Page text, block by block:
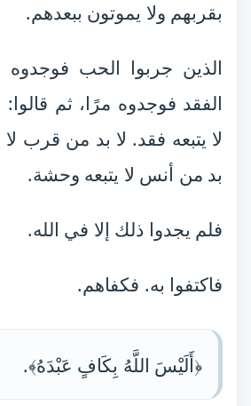
بقربهم ولا يموتون ببعدهم.
الذين جربوا الحب فوجدوه
الفقد فوجدوه مرًا، ثم
لا يتبعه فقد. لا بد من قرب
بد من أنس لا يتبعه وحشة.
فلم يجدوا ذلك إلا في الله.
فاكتفوا به. فكفاهم.
﴿أَلَيْسَ اللَّهُ بِكَافٍ عَبْدَهُ﴾.